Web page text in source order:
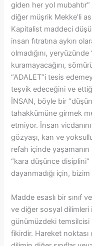
giden her yol
diğer müşrik Mekke’li
Kapitalist maddeci
insan fıtratına aykırı
olmadığını,
kuramayacağını,
“ADALET”i tesis
teşvik edeceğini ve
İNSAN, böyle bir
tahakkümüne girmek
etmiyor. İnsan
gözyaşı, kan ve
refah içinde
“kara düşünce disiplini”
dayanmadığı için,
Madde esaslı bir sınıf
ve diğer sosyal
günümüzdeki
fikirdir. Hareket noktası